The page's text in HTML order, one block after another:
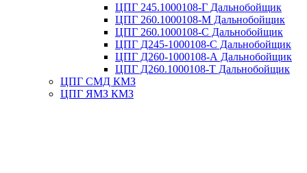
ЦПГ 245.1000108-Г Дальнобойщик
ЦПГ 260.1000108-М Дальнобойщик
ЦПГ 260.1000108-С Дальнобойщик
ЦПГ Д245-1000108-С Дальнобойщик
ЦПГ Д260-1000108-А Дальнобойщик
ЦПГ Д260.1000108-Т Дальнобойщик
ЦПГ СМД КМЗ
ЦПГ ЯМЗ КМЗ